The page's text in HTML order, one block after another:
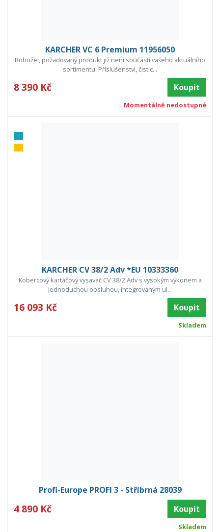
KARCHER VC 6 Premium 11956050
Bohužel, požadovaný produkt již není součástí vašeho aktuálního
sortimentu. Příslušenství, čistic...
8 390 Kč Koupit
Momentálně nedostupné
KARCHER CV 38/2 Adv *EU 10333360
Kobercový kartáčový vysavač CV 38/2 Adv s vysokým výkonem a
jednoduchou obsluhou, integrovaným ul...
16 093 Kč Koupit
Skladem
Profi-Europe PROFI 3 - Stříbrná 28039
4 890 Kč Koupit
Skladem